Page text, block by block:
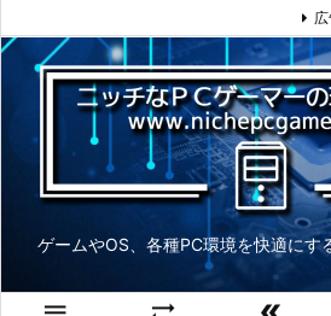
ゲームやOS、各種PC環境を快適にす